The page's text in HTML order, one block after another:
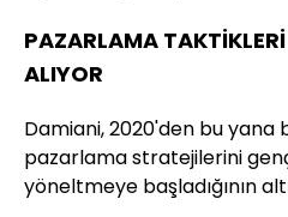
PAZARLAMA TAKTİKLERİ
ALIYOR
Damiani, 2020'den bu yana
pazarlama stratejilerini
yöneltmeye başladığının